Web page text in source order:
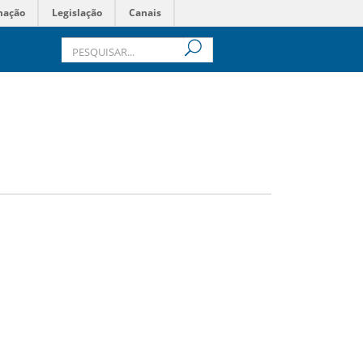
Legislação Canais